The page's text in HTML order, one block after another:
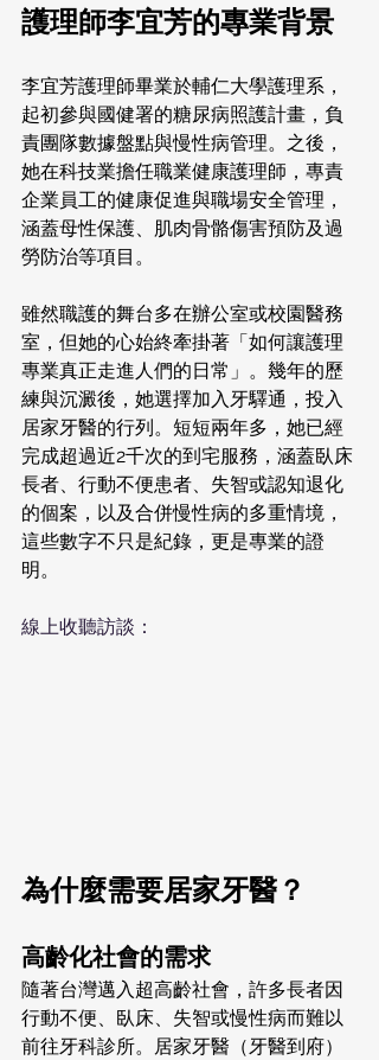
護理師李宜芳的專業背景
李宜芳護理師畢業於輔仁大學護理系，
起初參與國健署的糖尿病照護計畫，負
責團隊數據盤點與慢性病管理。之後，
她在科技業擔任職業健康護理師，專責
企業員工的健康促進與職場安全管理，
涵蓋母性保護、肌肉骨骼傷害預防及過
勞防治等項目。
雖然職護的舞台多在辦公室或校園醫務
室，但她的心始終牽掛著「如何讓護理
專業真正走進人們的日常」。幾年的歷
練與沉澱後，她選擇加入牙驛通，投入
居家牙醫的行列。短短兩年多，她已經
完成超過近2千次的到宅服務，涵蓋臥床
長者、行動不便患者、失智或認知退化
的個案，以及合併慢性病的多重情境，
這些數字不只是紀錄，更是專業的證
明。
線上收聽訪談：
為什麼需要居家牙醫？
高齡化社會的需求
隨著台灣邁入超高齡社會，許多長者因
行動不便、臥床、失智或慢性病而難以
前往牙科診所。居家牙醫（牙醫到府）